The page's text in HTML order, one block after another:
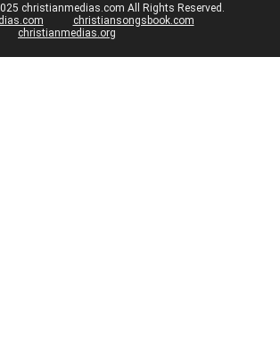
christianmedias.com All Rights Reserved.
christiansongsbook.com
christianmedias.org